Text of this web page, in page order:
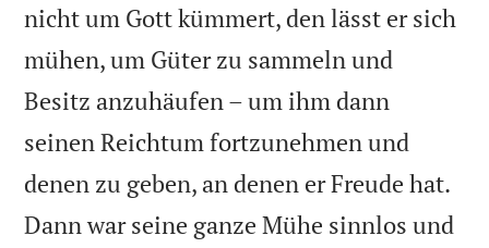
nicht um Gott kümmert, den lässt er sich
mühen, um Güter zu sammeln und
Besitz anzuhäufen – um ihm dann
seinen Reichtum fortzunehmen und
denen zu geben, an denen er Freude hat.
Dann war seine ganze Mühe sinnlos und